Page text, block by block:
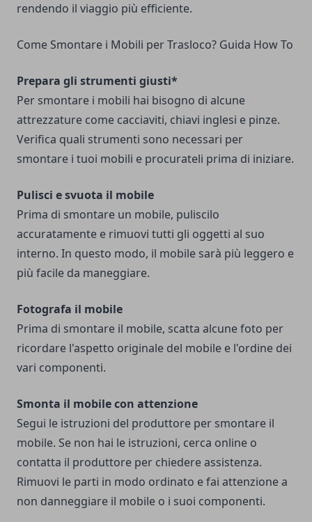
rendendo il viaggio più efficiente.
Come Smontare i Mobili per Trasloco? Guida How To
Prepara gli strumenti giusti*
Per smontare i mobili hai bisogno di alcune
attrezzature come cacciaviti, chiavi inglesi e pinze.
Verifica quali strumenti sono necessari per
smontare i tuoi mobili e procurateli prima di iniziare.
Pulisci e svuota il mobile
Prima di smontare un mobile, puliscilo
accuratamente e rimuovi tutti gli oggetti al suo
interno. In questo modo, il mobile sarà più leggero e
più facile da maneggiare.
Fotografa il mobile
Prima di smontare il mobile, scatta alcune foto per
ricordare l'aspetto originale del mobile e l'ordine dei
vari componenti.
Smonta il mobile con attenzione
Segui le istruzioni del produttore per smontare il
mobile. Se non hai le istruzioni, cerca online o
contatta il produttore per chiedere assistenza.
Rimuovi le parti in modo ordinato e fai attenzione a
non danneggiare il mobile o i suoi componenti.